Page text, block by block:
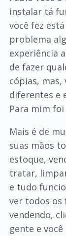
instalar tá
você fez
problema
experiência
de fazer
cópias, mas,
diferentes e
Para mim
Mais é de
suas mãos
estoque,
tratar,
e tudo
ver todos os
vendendo,
gente e